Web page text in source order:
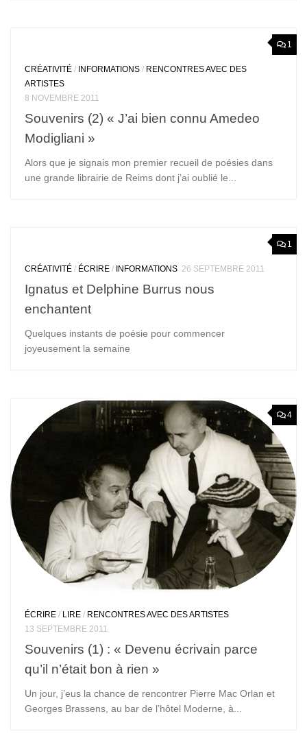
1
CRÉATIVITÉ / INFORMATIONS / RENCONTRES AVEC DES
ARTISTES
8 NOVEMBRE 2011
Souvenirs (2) « J’ai bien connu Amedeo
Modigliani »
Alors que je signais mon premier recueil de poésies dans
une grande librairie de Reims dont j’ai oublié le...
1
CRÉATIVITÉ / ÉCRIRE / INFORMATIONS 26 SEPTEMBRE 2011
Ignatus et Delphine Burrus nous
enchantent
Quelques instants de poésie pour commencer
joyeusement la semaine
4
ÉCRIRE / LIRE / RENCONTRES AVEC DES ARTISTES
13 SEPTEMBRE 2011
Souvenirs (1) : « Devenu écrivain parce
qu’il n’était bon à rien »
Un jour, j’eus la chance de rencontrer Pierre Mac Orlan et
Georges Brassens, au bar de l’hôtel Moderne, à...